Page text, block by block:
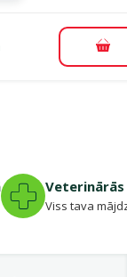
Viss tava